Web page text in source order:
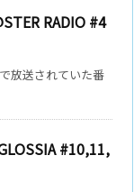
RADIO #4
放送されていた番
#10,11,